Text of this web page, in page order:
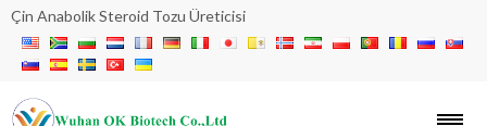
Çin Anabolik Steroid Tozu Üreticisi